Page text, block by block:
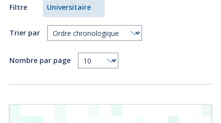
Filtre Universitaire
Trier par
Nombre par page